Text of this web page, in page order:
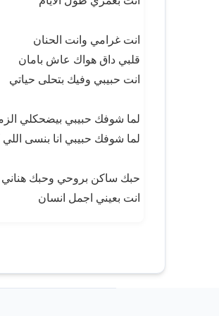
انت غرامي وانت الحنان
قلبي داق هواك عاش بامان
انت حبيبي وفيك بتحلى حياتي
لما شوفك حبيبي بيضحكلي
لما شوفك حبيبي انا بنسى
حبك ساكن بروحي وحبك هناني
انت بعيني اجمل انسان